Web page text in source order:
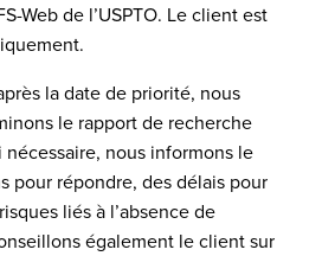
Web de l’USPTO. Le client est
la date de priorité, nous
le rapport de recherche
nous informons le
pour répondre, des délais pour
liés à l’absence de
également le client sur